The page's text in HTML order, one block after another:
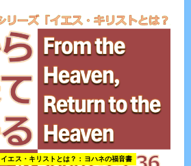
イエス・キリストとは？：ヨハネの福音書